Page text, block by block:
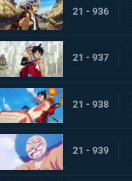
21 - 936
21 - 937
21 - 938
21 - 939